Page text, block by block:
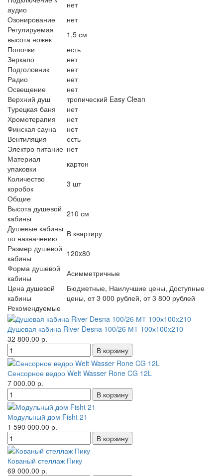
аудио
нет
Озонирование
нет
Регулируемая
высота ножек
1,5 см
Полочки
есть
Зеркало
нет
Подголовник
нет
Радио
нет
Освещение
нет
Верхний душ
тропический Easy Clean
Турецкая баня
нет
Хромотерапия
нет
Финская сауна
нет
Вентиляция
есть
Электро питание нет
Материал
упаковки
картон
Количество
коробок
3 шт
Общие
Высота душевой
кабины
210 см
Душевые кабины
по назначению
В квартиру
Размер душевой
кабины
120x80
Форма душевой
кабины
Асимметричные
Цена душевой
кабины
Бюджетные, Наилучшие цены, Доступные
цены, от 3 000 рублей, от 3 800 рублей
Рекомендуемые
Душевая кабина River Desna 100/26 МТ 100х100х210
32 800.00 р.
Сенсорное ведро Welt Wasser Rone CG 12L
7 000.00 р.
Модульный дом Fisht 21
1 590 000.00 р.
Кованый стеллаж Пику
69 000.00 р.